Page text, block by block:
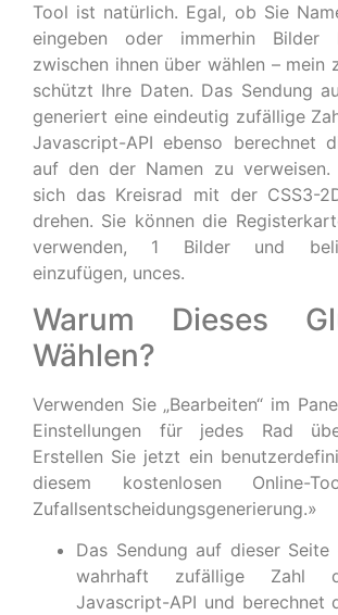
Tool ist natürlich. Egal, ob Sie
eingeben oder immerhin Bilder
zwischen ihnen über wählen – mein
schützt Ihre Daten. Das Sendung
generiert eine eindeutig zufällige
Javascript-API ebenso berechnet
auf den der Namen zu verweisen.
sich das Kreisrad mit der CSS3-
drehen. Sie können die
verwenden, 1 Bilder und
einzufügen, unces.
Warum Dieses
Wählen?
Verwenden Sie „Bearbeiten“ im
Einstellungen für jedes Rad
Erstellen Sie jetzt ein
diesem kostenlosen
Zufallsentscheidungsgenerierung.»
Das Sendung auf dieser
wahrhaft zufällige Zahl
Javascript-API und berechnet